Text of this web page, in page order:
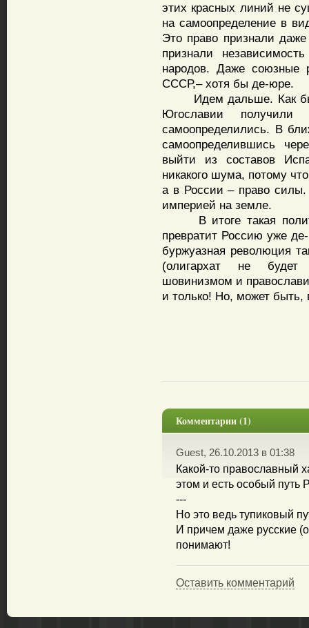
этих красных линий не
на самоопределение в
Это право признали
признали
народов. Даже союзные
СССР,– хотя бы де-юре.
Идем дальше. Как бы
Югославии
самоопределились. В
самоопределившись
выйти из составов
никакого шума, потому
а в России – право силы.
империей на земле.
В итоге такая
превратит Россию уже
буржуазная революция
(олигархат не будет
шовинизмом и
и только! Но, может быть,
Комментарии (1)
Guest, 26.10.2013 в 01:38
Какой-то православный
этом и есть особый путь
---
Но это ведь тупиковый
И причем даже русские
понимают!
Оставить комментарий